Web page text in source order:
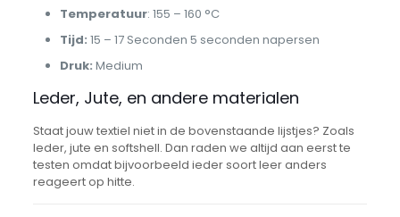
Temperatuur: 155 – 160 °C
Tijd: 15 – 17 Seconden 5 seconden napersen
Druk: Medium
Leder, Jute, en andere materialen
Staat jouw textiel niet in de bovenstaande lijstjes? Zoals
leder, jute en softshell. Dan raden we altijd aan eerst te
testen omdat bijvoorbeeld ieder soort leer anders
reageert op hitte.